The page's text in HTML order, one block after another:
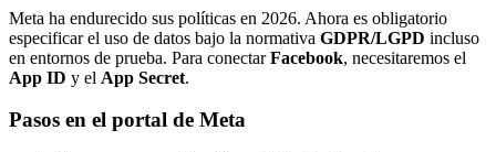
Meta ha endurecido sus políticas en 2026. Ahora es obligatorio
especificar el uso de datos bajo la normativa GDPR/LGPD incluso
en entornos de prueba. Para conectarFacebook, necesitaremos el
App ID y el App Secret.
Pasos en el portal de Meta